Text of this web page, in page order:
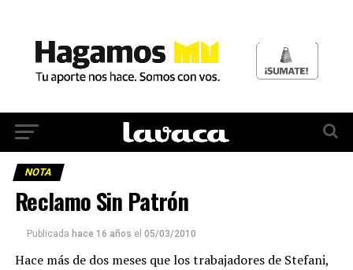
NOTA
Reclamo Sin Patrón
Publicada hace 16 años el 05/03/2010
Hace más de dos meses que los trabajadores de Stefani,